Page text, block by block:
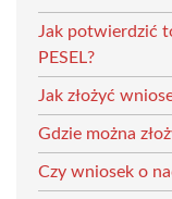
Jak potwierdzić
PESEL?
Jak złożyć
Gdzie można
Czy wniosek o